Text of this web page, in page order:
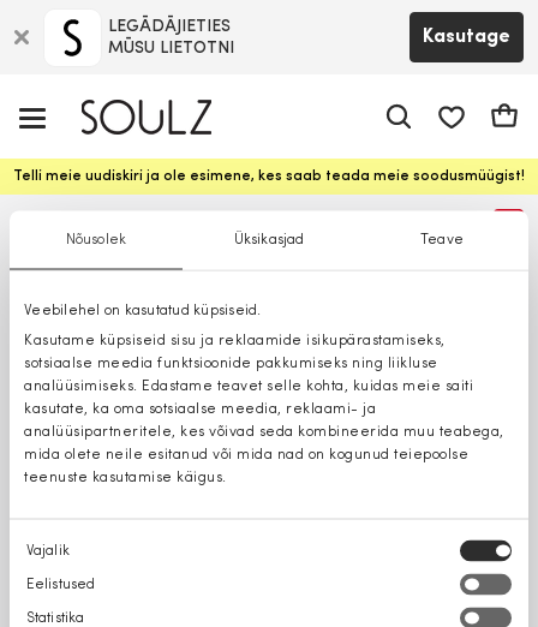
Nõusolek Üksikasjad Teave
Veebilehel on kasutatud küpsiseid.
Kasutame küpsiseid sisu ja reklaamide isikupärastamiseks,
sotsiaalse meedia funktsioonide pakkumiseks ning liikluse
analüüsimiseks. Edastame teavet selle kohta, kuidas meie saiti
kasutate, ka oma sotsiaalse meedia, reklaami- ja
analüüsipartneritele, kes võivad seda kombineerida muu teabega,
mida olete neile esitanud või mida nad on kogunud teiepoolse
teenuste kasutamise käigus.
Nõusoleku
valik
Vajalik
Eelistused
Statistika
LEGĀDĀJIETIES
MŪSU LIETOTNI
Kasutage
Telli meie uudiskiri ja ole esimene, kes saab teada meie soodusmüügist!